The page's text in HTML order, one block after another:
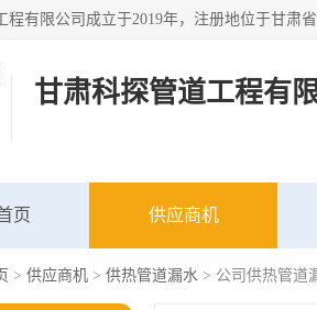
甘肃科探管道工程有
页 供应商机
> 供应商机 > 供热管道漏水 > 公司供热管道